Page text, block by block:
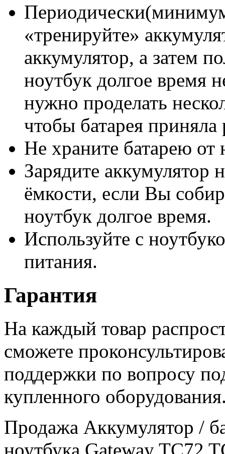
«тренируйте»
аккумулятор, а затем
ноутбук долгое время
нужно проделать
чтобы батарея
Не храните батарею от
Зарядите аккумулятор
ёмкости, если Вы
ноутбук долгое время.
Используйте с
питания.
Гарантия
На каждый товар
сможете
поддержки по вопросу
купленного
Продажа Аккумулятор /